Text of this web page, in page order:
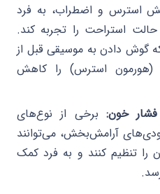
استرس و اضطراب، به فرد
استراحت را تجربه کند.
گوش دادن به موسیقی قبل از
(هورمون استرس) را کاهش
خون: برخی از نوع‌های
آرامش‌بخش، می‌توانند
تنظیم کنند و به فرد کمک